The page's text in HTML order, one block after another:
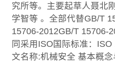
究所等。主要起草人聂北
学智等 。全部代替GB/T
15706-2012GB/T 15706-
同采用ISO国际标准：
文名称:机械安全 基本概